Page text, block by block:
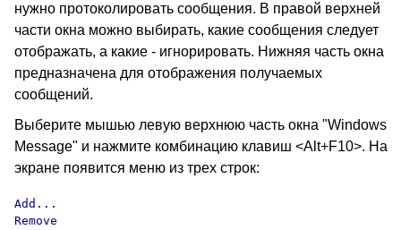
нужно протоколировать сообщения. В правой верхней
части окна можно выбирать, какие сообщения следует
отображать, а какие - игнорировать. Нижняя часть окна
предназначена для отображения получаемых
сообщений.
Выберите мышью левую верхнюю часть окна "Windows
Message" и нажмите комбинацию клавиш <Alt+F10>. На
экране появится меню из трех строк:
Add...
Remove